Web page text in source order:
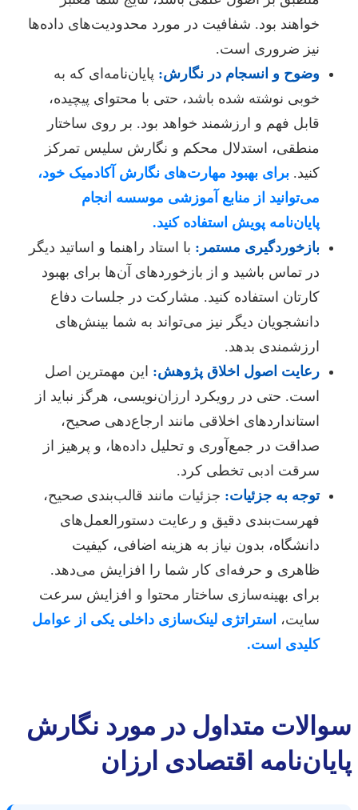
خواهند بود. شفافیت در مورد محدودیت‌های داده‌ها
نیز ضروری است.
وضوح و انسجام در نگارش: پایان‌نامه‌ای که به
خوبی نوشته شده باشد، حتی با محتوای پیچیده،
قابل فهم و ارزشمند خواهد بود. بر روی ساختار
منطقی، استدلال محکم و نگارش سلیس تمرکز
کنید. برای بهبود مهارت‌های نگارش آکادمیک خود،
می‌توانید از منابع آموزشی موسسه انجام
پایان‌نامه پویش استفاده کنید.
بازخوردگیری مستمر: با استاد راهنما و اساتید دیگر
در تماس باشید و از بازخوردهای آن‌ها برای بهبود
کارتان استفاده کنید. مشارکت در جلسات دفاع
دانشجویان دیگر نیز می‌تواند به شما بینش‌های
ارزشمندی بدهد.
رعایت اصول اخلاق پژوهش: این مهمترین اصل
است. حتی در رویکرد ارزان‌نویسی، هرگز نباید از
استانداردهای اخلاقی مانند ارجاع‌دهی صحیح،
صداقت در جمع‌آوری و تحلیل داده‌ها، و پرهیز از
سرقت ادبی تخطی کرد.
توجه به جزئیات: جزئیات مانند قالب‌بندی صحیح،
فهرست‌بندی دقیق و رعایت دستورالعمل‌های
دانشگاه، بدون نیاز به هزینه اضافی، کیفیت
ظاهری و حرفه‌ای کار شما را افزایش می‌دهد.
برای بهینه‌سازی ساختار محتوا و افزایش سرعت
سایت، استراتژی لینک‌سازی داخلی یکی از عوامل
کلیدی است.
سوالات متداول در مورد نگارش
پایان‌نامه اقتصادی ارزان